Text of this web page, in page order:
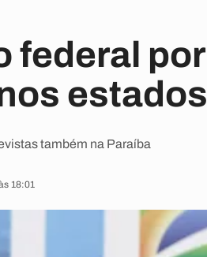
federal por
estados
também na Paraíba
18:01